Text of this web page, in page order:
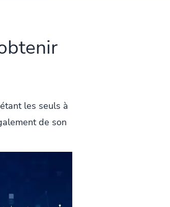
les seuls à
de son